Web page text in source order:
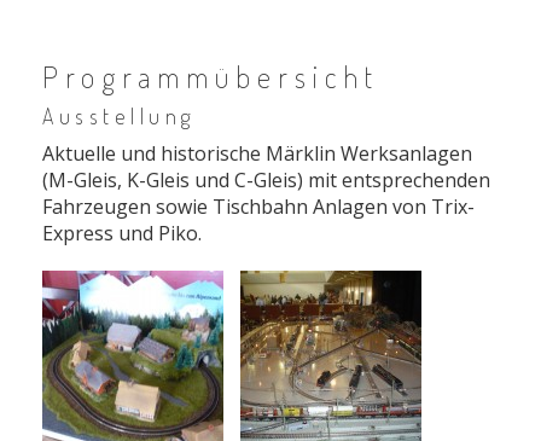
Programmübersicht
Ausstellung
Aktuelle und historische Märklin Werksanlagen
(M-Gleis, K-Gleis und C-Gleis) mit entsprechenden
Fahrzeugen sowie Tischbahn Anlagen von Trix-
Express und Piko.